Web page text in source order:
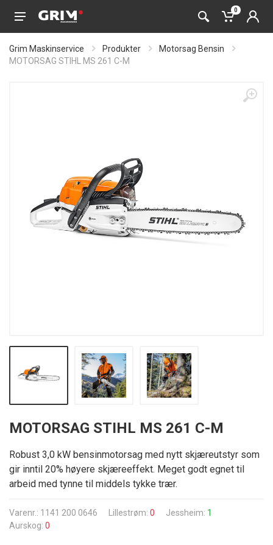
0
Grim Maskinservice Produkter
Motorsag Bensin
MOTORSAG STIHL MS 261 C-M
MOTORSAG STIHL MS 261 C-M
Robust 3,0 kW bensinmotorsag med nytt skjæreutstyr som
gir inntil 20% høyere skjæreeffekt. Meget godt egnet til
arbeid med tynne til middels tykke trær.
Varenr.: 1141 200 0646 Lillestrøm: 0 Jessheim: 1
Aurskog: 0